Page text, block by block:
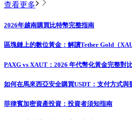
查看更多
2026年越南購買比特幣完整指南
區塊鏈上的數位黃金：解讀Tether Gold（
PAXG vs XAUT：2026 年代幣化黃金完整對
如何在馬來西亞安全購買USDT：支付方式與
菲律賓加密資產投資：投資者須知指南